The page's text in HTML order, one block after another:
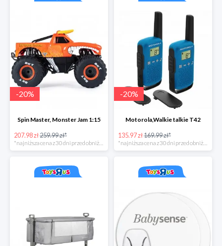
-20%
Spin Master, Monster Jam 1:15
207.98 zł259.99 zł*
*najniższa cena z 30 dni przed obniżką
-20%
Motorola,Walkie talkie T42
135.97 zł169.99 zł*
*najniższa cena z 30 dni przed obniżką